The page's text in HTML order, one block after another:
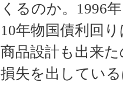
くるのか。1996
10年物国債利回
商品設計も出来
損失を出してい